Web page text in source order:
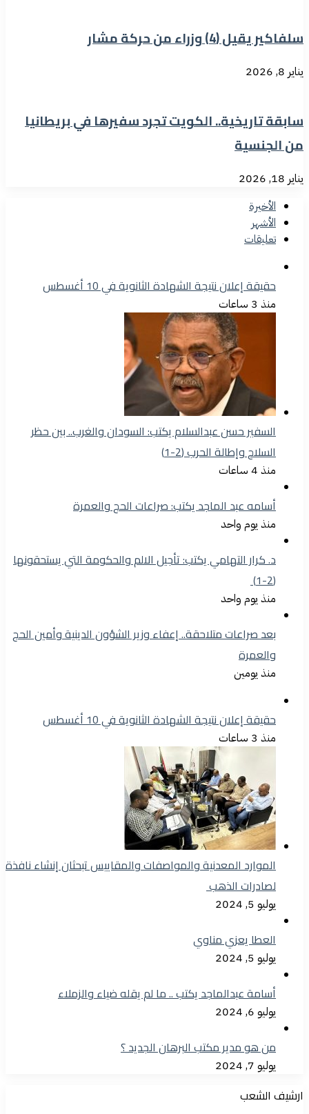
سلفاكير يقيل (4) وزراء من حركة مشار
يناير 8, 2026
سابقة تاريخية.. الكويت تجرد سفيرها في بريطانيا
من الجنسية
يناير 18, 2026
الأخيرة
الأشهر
تعليقات
حقيقة إعلان نتيجة الشهادة الثانوية في 10 أغسطس
منذ 3 ساعات
السفير حسن عبدالسلام يكتب: السودان والغرب.. بين حظر
السلاح وإطالة الحرب (2-1)
منذ 4 ساعات
أسامه عبد الماجد يكتب: صراعات الحج والعمرة
منذ يوم واحد
د. كرار التهامي يكتب: تأجيل الالم والحكومة التي يستحقونها
(2-1)
منذ يوم واحد
بعد صراعات متلاحقة.. إعفاء وزير الشؤون الدينية وأمين الحج
والعمرة
منذ يومين
حقيقة إعلان نتيجة الشهادة الثانوية في 10 أغسطس
منذ 3 ساعات
الموارد المعدنية والمواصفات والمقاييس تبحثان إنشاء نافذة
لصادرات الذهب
يوليو 5, 2024
العطا يعزي مناوي
يوليو 5, 2024
أسامة عبدالماجد يكتب .. ما لم يقله ضياء والزملاء
يوليو 6, 2024
من هو مدير مكتب البرهان الجديد ؟
يوليو 7, 2024
ارشيف الشعب